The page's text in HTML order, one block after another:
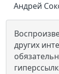
Андрей
других